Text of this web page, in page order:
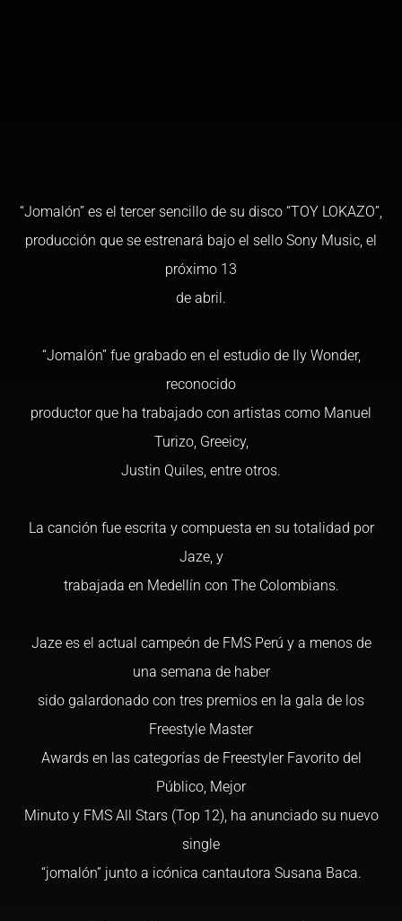
“Jomalón” es el tercer sencillo de su disco “TOY LOKAZO”,
producción que se estrenará bajo el sello Sony Music, el
próximo 13
de abril.
“Jomalón” fue grabado en el estudio de Ily Wonder,
reconocido
productor que ha trabajado con artistas como Manuel
Turizo, Greeicy,
Justin Quiles, entre otros.
La canción fue escrita y compuesta en su totalidad por
Jaze, y
trabajada en Medellín con The Colombians.
Jaze es el actual campeón de FMS Perú y a menos de
una semana de haber
sido galardonado con tres premios en la gala de los
Freestyle Master
Awards en las categorías de Freestyler Favorito del
Público, Mejor
Minuto y FMS All Stars (Top 12), ha anunciado su nuevo
single
“jomalón” junto a icónica cantautora Susana Baca.